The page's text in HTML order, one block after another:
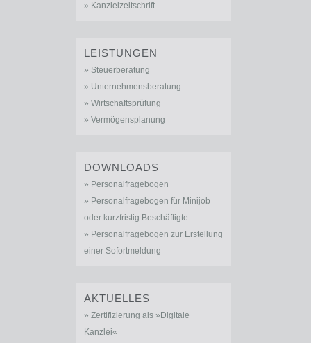
Kanzleizeitschrift
LEISTUNGEN
Steuerberatung
Unternehmensberatung
Wirtschaftsprüfung
Vermögensplanung
DOWNLOADS
Personalfragebogen
Personalfragebogen für Minijob
oder kurzfristig Beschäftigte
Personalfragebogen zur Erstellung
einer Sofortmeldung
AKTUELLES
Zertifizierung als »Digitale
Kanzlei«